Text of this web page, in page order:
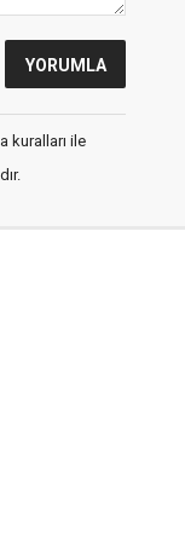
kuralları ile